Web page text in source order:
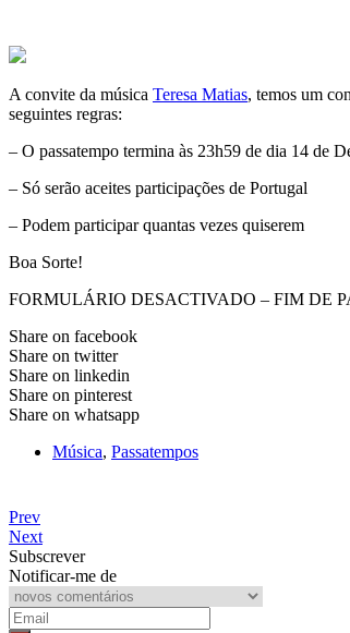
A convite da música Teresa Matias, temos um
seguintes regras:
– O passatempo termina às 23h59 de dia 14 de
– Só serão aceites participações de Portugal
– Podem participar quantas vezes quiserem
Boa Sorte!
FORMULÁRIO DESACTIVADO – FIM DE
Share on facebook
Share on twitter
Share on linkedin
Share on pinterest
Share on whatsapp
Música, Passatempos
Prev
Next
Subscrever
Notificar-me de